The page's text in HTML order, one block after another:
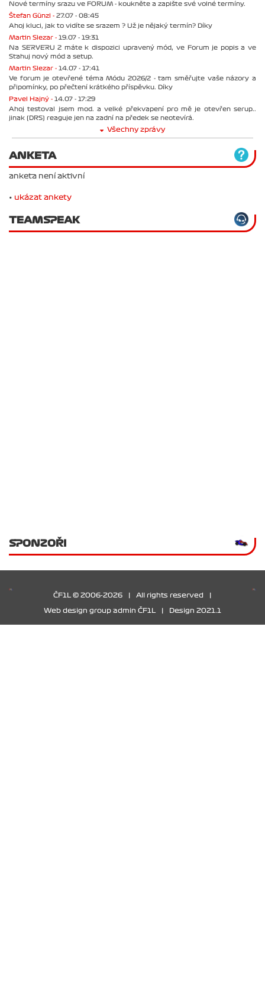
Nové termíny srazu ve FORUM - koukněte a zapište své volné termíny.
Štefan Günzl - 27.07 - 08:45
Ahoj kluci, jak to vidíte se srazem ? Už je nějaký termín? Díky
Martin Slezar - 19.07 - 19:31
Na SERVERU 2 máte k dispozici upravený mód, ve Forum je popis a ve
Stahuj nový mód a setup.
Martin Slezar - 14.07 - 17:41
Ve forum je otevřené téma Módu 2026/2 - tam směřujte vaše názory a
připomínky, po přečtení krátkého příspěvku. Díky
Pavel Hajný - 14.07 - 17:29
Ahoj testoval jsem mod. a velké překvapení pro mě je otevřen serup..
jinak (DRS) reaguje jen na zadní na předek se neotevírá.
Všechny zprávy
ANKETA
anketa není aktivní
• ukázat ankety
TEAMSPEAK
SPONZOŘI
ČF1L © 2006-2026 All rights reserved
Web design group admin ČF1L Design 2021.1